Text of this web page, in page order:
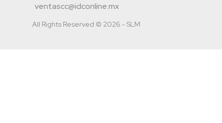
ventascc@idconline.mx
All Rights Reserved © 2026 - SLM